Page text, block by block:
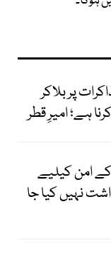
پر بلاکر
ہے؛ امیرِ قطر
امن کیلیے
نہیں کیا جا